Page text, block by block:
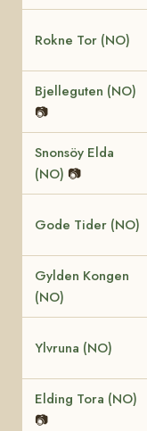
Rokne Tor (NO)
Bjelleguten (NO)
📷
Snonsöy Elda
(NO) 📷
Gode Tider (NO)
Gylden Kongen
(NO)
Ylvruna (NO)
Elding Tora (NO)
📷